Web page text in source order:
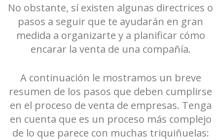
No obstante, sí existen algunas directrices o
pasos a seguir que te ayudarán en gran
medida a organizarte y a planificar cómo
encarar la venta de una compañía.
A continuación le mostramos un breve
resumen de los pasos que deben cumplirse
en el proceso de venta de empresas. Tenga
en cuenta que es un proceso más complejo
de lo que parece con muchas triquiñuelas: